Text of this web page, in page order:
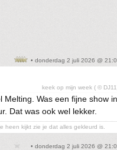
• donderdag 2 juli 2026 @
keek op mijn week ( ©
Melting. Was een fijne show
Dat was ook wel lekker.
heen kijkt zie je dat alles gekleurd is.
• donderdag 2 juli 2026 @